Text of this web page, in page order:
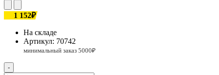
1 152₽
На складе
Артикул: 70742
-